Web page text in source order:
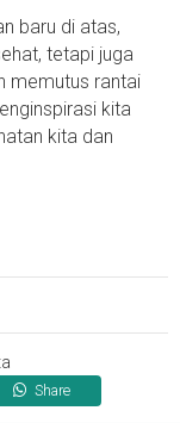
baru di atas,
tetapi juga
memutus rantai
kita
kita dan
Share